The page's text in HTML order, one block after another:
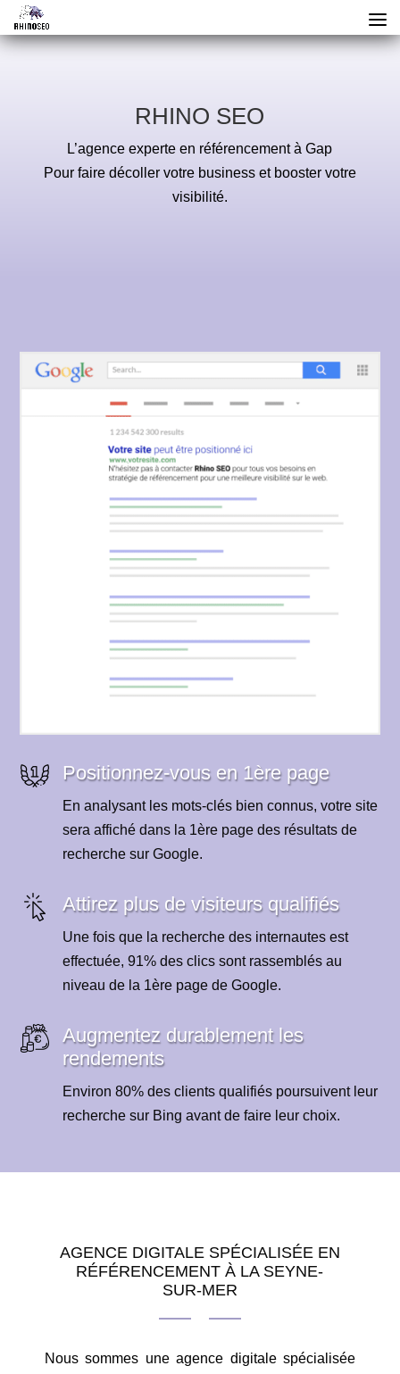
RHINO SEO
L’agence experte en référencement à Gap
Pour faire décoller votre business et booster votre
visibilité.
Positionnez-vous en 1ère page
En analysant les mots-clés bien connus, votre site
sera affiché dans la 1ère page des résultats de
recherche sur Google.
Attirez plus de visiteurs qualifiés
Une fois que la recherche des internautes est
effectuée, 91% des clics sont rassemblés au
niveau de la 1ère page de Google.
Augmentez durablement les
rendements
Environ 80% des clients qualifiés poursuivent leur
recherche sur Bing avant de faire leur choix.
AGENCE DIGITALE SPÉCIALISÉE EN
RÉFÉRENCEMENT À LA SEYNE-
SUR-MER
Nous sommes une agence digitale spécialisée